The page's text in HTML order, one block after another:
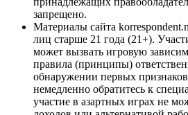
запрещено.
Материалы сайта
лиц старше 21 года (21+).
может вызвать игровую
правила (принципы)
обнаружении первых
немедленно обратитесь к
участие в азартных играх не